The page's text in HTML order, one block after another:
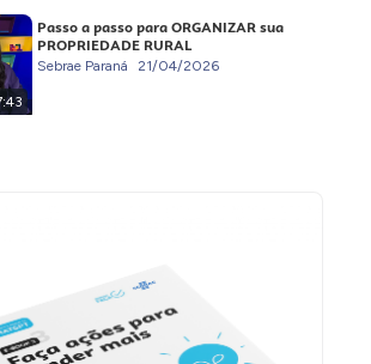
Passo a passo para ORGANIZAR sua
PROPRIEDADE RURAL
Sebrae Paraná 21/04/2026